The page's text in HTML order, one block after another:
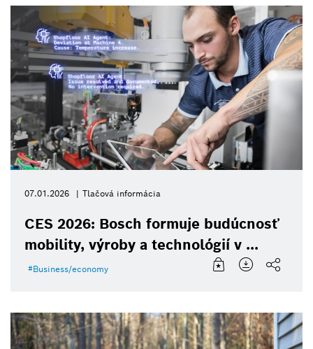
07.01.2026 Tlačová informácia
CES 2026: Bosch formuje budúcnosť
mobility, výroby a technológií v ...
Business/economy